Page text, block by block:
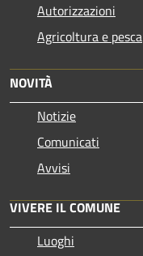
Autorizzazioni
Agricoltura e pesca
NOVITÀ
Notizie
Comunicati
Avvisi
VIVERE IL COMUNE
Luoghi